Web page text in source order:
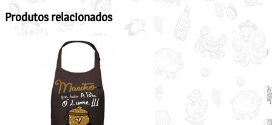
Produtos relacionados